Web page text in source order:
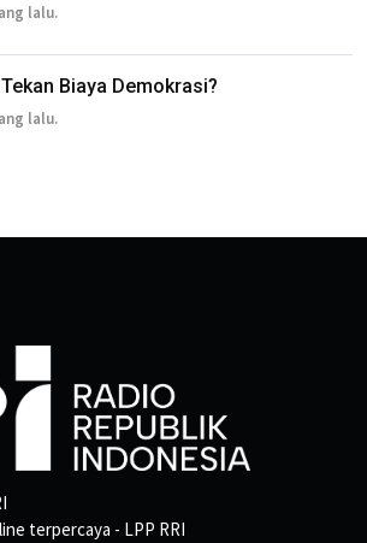
lalu.
Biaya Demokrasi?
lalu.
terpercaya - LPP RRI